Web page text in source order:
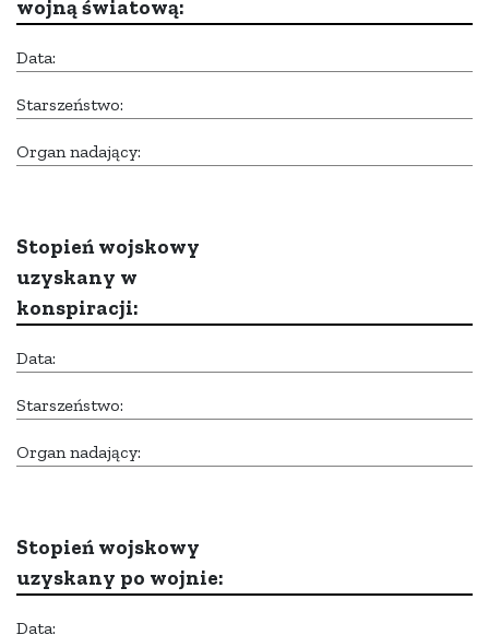
wojną światową:
Data:
Starszeństwo:
Organ nadający:
Stopień wojskowy
uzyskany w
konspiracji:
Data:
Starszeństwo:
Organ nadający:
Stopień wojskowy
uzyskany po wojnie:
Data: